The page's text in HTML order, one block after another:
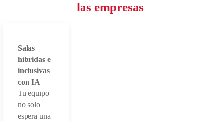
las empresas
Salas
híbridas e
inclusivas
con IA
Tu equipo
no solo
espera una